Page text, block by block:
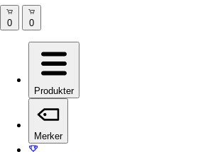
Produkter
Merker